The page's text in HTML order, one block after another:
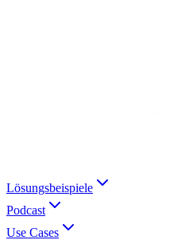
Lösungsbeispiele
Podcast
Use Cases